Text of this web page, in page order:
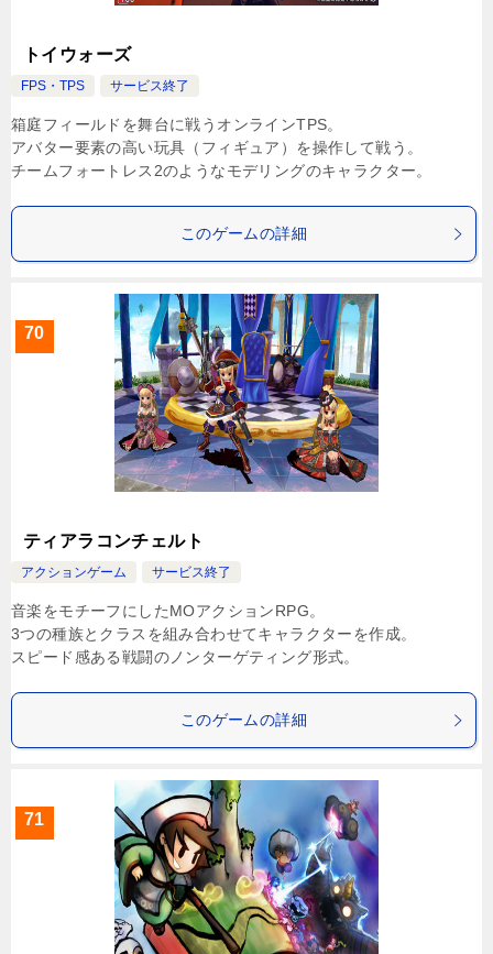
トイウォーズ
FPS・TPS サービス終了
箱庭フィールドを舞台に戦うオンラインTPS。
アバター要素の高い玩具（フィギュア）を操作して戦う。
チームフォートレス2のようなモデリングのキャラクター。
このゲームの詳細
70
ティアラコンチェルト
アクションゲーム サービス終了
音楽をモチーフにしたMOアクションRPG。
3つの種族とクラスを組み合わせてキャラクターを作成。
スピード感ある戦闘のノンターゲティング形式。
このゲームの詳細
71